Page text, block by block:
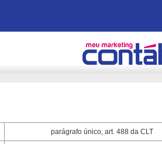
parágrafo único, art. 488 da CLT